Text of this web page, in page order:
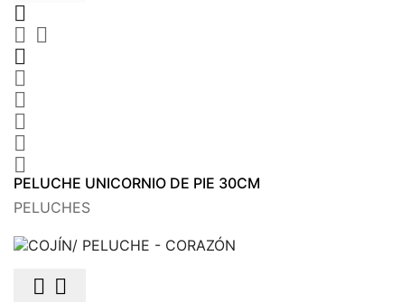

 






PELUCHE UNICORNIO DE PIE 30CM
PELUCHES
 